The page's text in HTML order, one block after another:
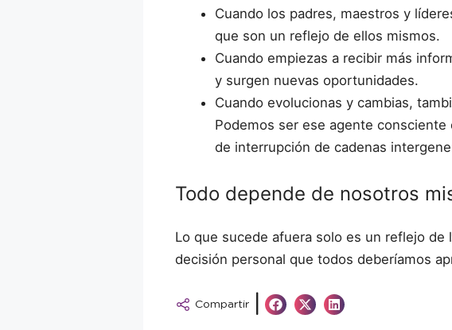
Cuando los padres, maestros y
que son un reflejo de ellos mismos.
Cuando empiezas a recibir más
y surgen nuevas oportunidades.
Cuando evolucionas y cambias,
Podemos ser ese agente
de interrupción de cadenas
Todo depende de nosotros
Lo que sucede afuera solo es un reflejo
decisión personal que todos deberíamos
Compartir